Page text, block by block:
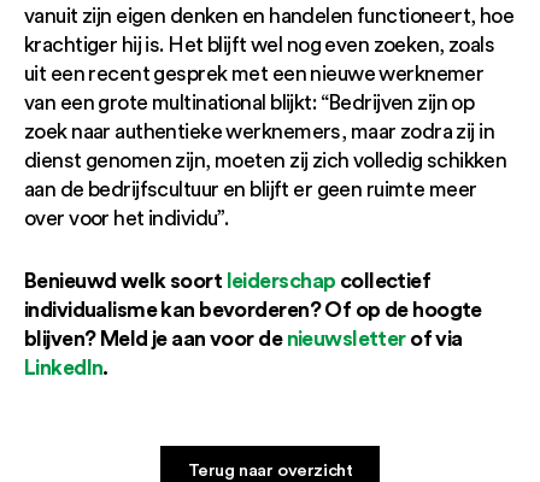
vanuit zijn eigen denken en handelen functioneert, hoe
krachtiger hij is. Het blijft wel nog even zoeken, zoals
uit een recent gesprek met een nieuwe werknemer
van een grote multinational blijkt: “Bedrijven zijn op
zoek naar authentieke werknemers, maar zodra zij in
dienst genomen zijn, moeten zij zich volledig schikken
aan de bedrijfscultuur en blijft er geen ruimte meer
over voor het individu”.
Benieuwd welk soort leiderschap collectief
individualisme kan bevorderen? Of op de hoogte
blijven? Meld je aan voor denieuwsletterof via
LinkedIn.
Terug naar overzicht